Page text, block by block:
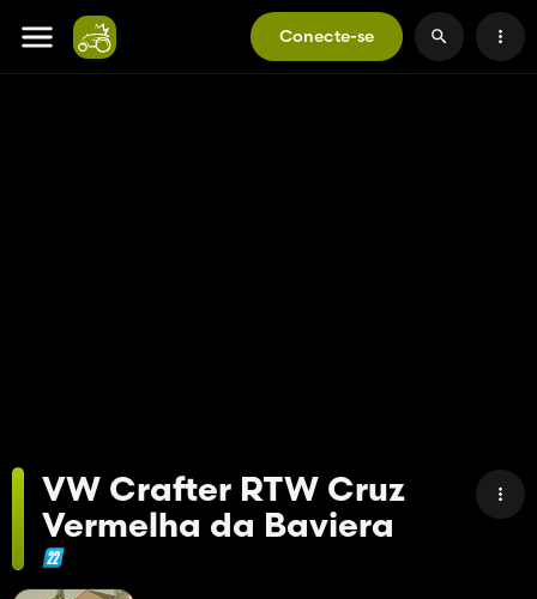
Conecte-se
VW Crafter RTW Cruz
Vermelha da Baviera